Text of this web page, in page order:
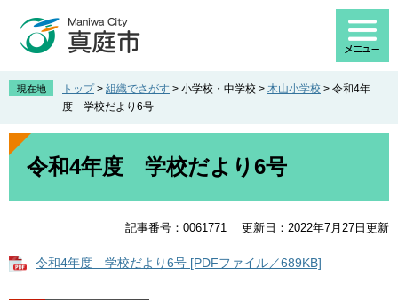
先
。
を
て
現在地 トップ > 組織でさがす > 小学校・中学校 > 木山小学校 > 令和4年
度 学校だより6号
本
令和4年度 学校だより6号
記事番号：0061771 更新日：2022年7月27日更新
令和4年度 学校だより6号 [PDFファイル／689KB]